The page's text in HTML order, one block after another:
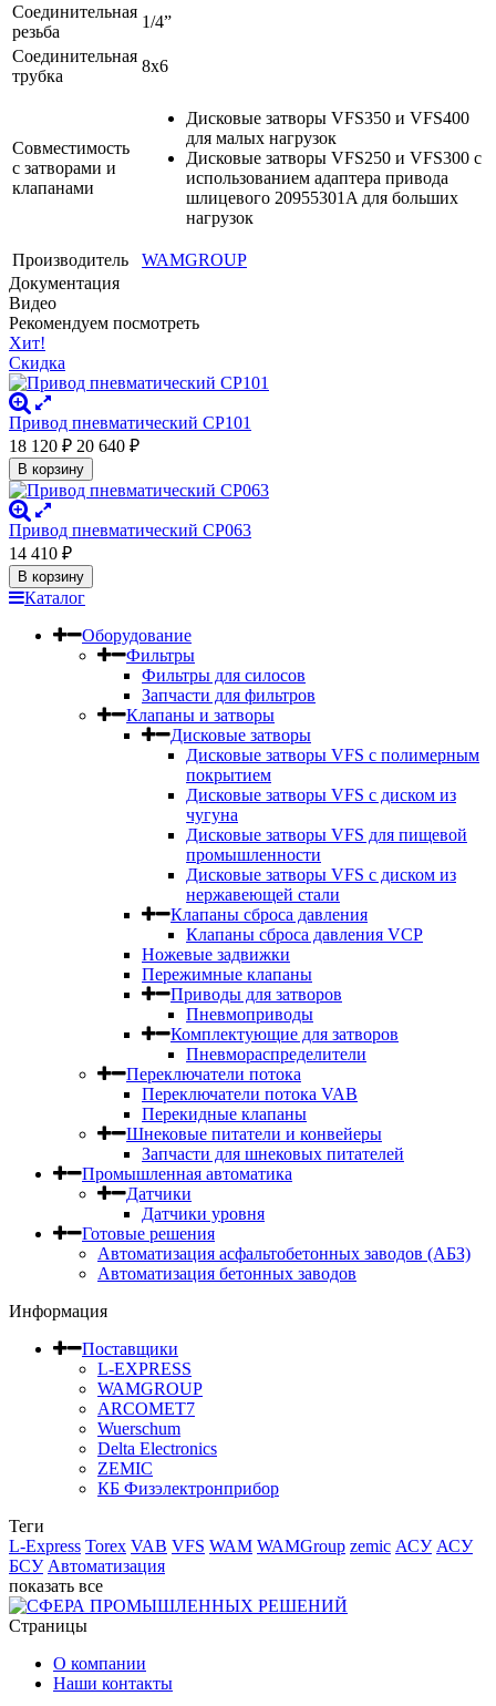
Соединительная
резьба
1/4”
Соединительная
трубка
8x6
Совместимость
с затворами и
клапанами
Дисковые затворы VFS350 и VFS400
для малых нагрузок
Дисковые затворы VFS250 и VFS300 с
использованием адаптера привода
шлицевого 20955301A для больших
нагрузок
Производитель
WAMGROUP
Документация
Видео
Рекомендуем посмотреть
Хит!
Скидка
Привод пневматический CP101
18 120 ₽ 20 640 ₽
В корзину
Привод пневматический CP063
14 410 ₽
В корзину
Каталог
Оборудование
Фильтры
Фильтры для силосов
Запчасти для фильтров
Клапаны и затворы
Дисковые затворы
Дисковые затворы VFS c полимерным
покрытием
Дисковые затворы VFS с диском из
чугуна
Дисковые затворы VFS для пищевой
промышленности
Дисковые затворы VFS с диском из
нержавеющей стали
Клапаны сброса давления
Клапаны сброса давления VCP
Ножевые задвижки
Пережимные клапаны
Приводы для затворов
Пневмоприводы
Комплектующие для затворов
Пневмораспределители
Переключатели потока
Переключатели потока VAB
Перекидные клапаны
Шнековые питатели и конвейеры
Запчасти для шнековых питателей
Промышленная автоматика
Датчики
Датчики уровня
Готовые решения
Автоматизация асфальтобетонных заводов (АБЗ)
Автоматизация бетонных заводов
Информация
Поставщики
L-EXPRESS
WAMGROUP
ARCOMET7
Wuerschum
Delta Electronics
ZEMIC
КБ Физэлектронприбор
Теги
L-Express Torex VAB VFS WAM WAMGroup zemic АСУ АСУ
БСУ Автоматизация
показать все
Страницы
О компании
Наши контакты